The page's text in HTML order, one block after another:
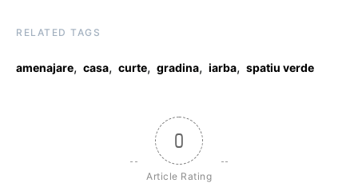
RELATED TAGS
amenajare, casa, curte, gradina, iarba, spatiu verde
0
Article Rating